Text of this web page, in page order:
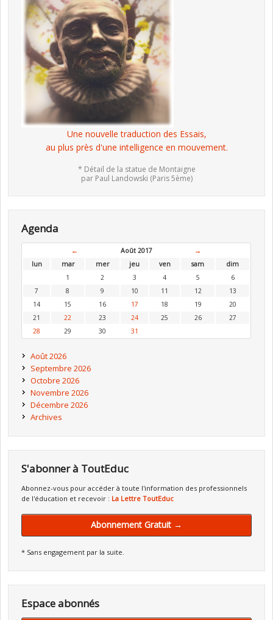
Une nouvelle traduction des Essais,
au plus près d'une intelligence en mouvement.
* Détail de la statue de Montaigne
par Paul Landowski (Paris 5ème)
Agenda
← Août 2017
→
lun
mar mer jeu ven sam
dim
1
2 3 4 5
6
7
8 9 10 11 12
13
14
15 16 17 18 19
20
21
22 23 24 25 26
27
28
29 30 31
Août 2026
Septembre 2026
Octobre 2026
Novembre 2026
Décembre 2026
Archives
S'abonner à ToutEduc
Abonnez-vous pour accéder à toute l'information des professionnels
de l'éducation et recevoir : La Lettre ToutEduc
Abonnement Gratuit →
* Sans engagement par la suite.
Espace abonnés